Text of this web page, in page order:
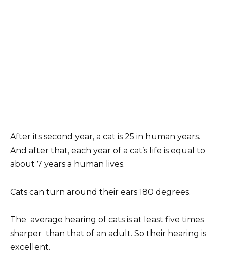
After its second year, a cat is 25 in human years.
And after that, each year of a cat’s life is equal to
about 7 years a human lives.
Cats can turn around their ears 180 degrees.
The average hearing of cats is at least five times
sharper than that of an adult. So their hearing is
excellent.